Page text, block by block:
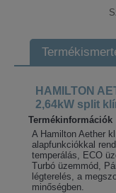
HAMILTON
2,64kW split
Termékinformációk
A Hamilton Aether
alapfunkciókkal
temperálás, ECO
Turbó üzemmód,
légterelés, a
minőségben.